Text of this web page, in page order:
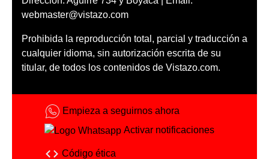
webmaster@vistazo.com
Prohibida la reproducción total, parcial y traducción a
cualquier idioma, sin autorización escrita de su
titular, de todos los contenidos de Vistazo.com.
Empieza a seguirnos ahora
Activar notificaciones
Código ética